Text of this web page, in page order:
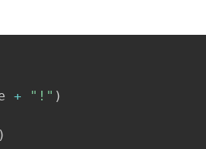
+ "!" )
)